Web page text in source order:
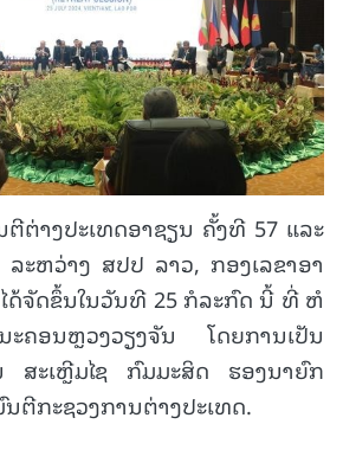
ຕ່າງປະເທດອາຊຽນ ຄັ້ງທີ 57 ແລະ
ະຫວ່າງ ສປປ ລາວ, ກອງເລຂາອາ
ດ້ຈັດຂຶ້ນໃນວັນທີ 25 ກໍລະກົດ ນີ້ ທີ່ ຫໍ
ຄອນຫຼວງວຽງຈັນ ໂດຍການເປັນ
ສະເຫຼີມໄຊ ກົມມະສິດ ຮອງນາຍົກ
ຕີກະຊວງການຕ່າງປະເທດ.